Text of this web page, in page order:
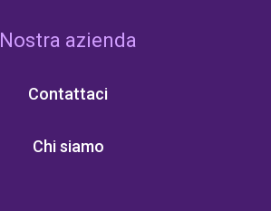
Nostra azienda
Contattaci
Chi siamo